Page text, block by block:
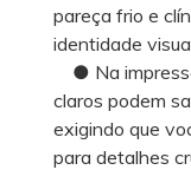
pareça frio e
identidade
● Na
claros podem
exigindo que
para detalhes